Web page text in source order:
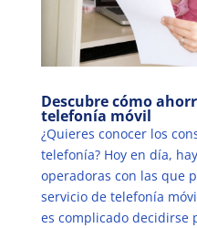
Descubre cómo
telefonía móvil
¿Quieres conocer los
telefonía? Hoy en día,
operadoras con las que
servicio de telefonía
es complicado decidirse